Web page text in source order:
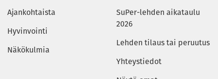
Ajankohtaista
Hyvinvointi
Näkökulmia
SuPer-lehden aikataulu
2026
Lehden tilaus tai peruutus
Yhteystiedot